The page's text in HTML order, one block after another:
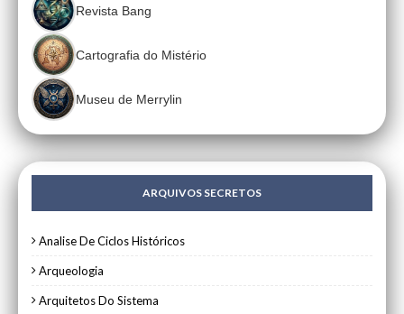
Revista Bang
Cartografia do Mistério
Museu de Merrylin
ARQUIVOS SECRETOS
Analise De Ciclos Históricos
Arqueologia
Arquitetos Do Sistema